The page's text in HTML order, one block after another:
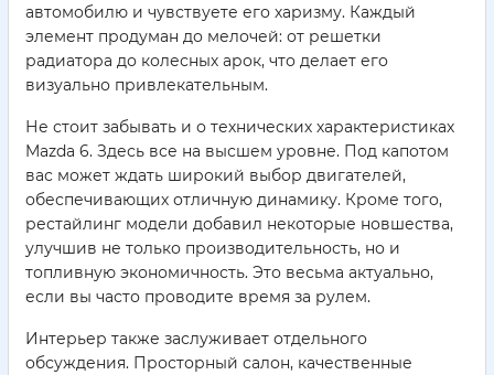
автомобилю и чувствуете его харизму. Каждый
элемент продуман до мелочей: от решетки
радиатора до колесных арок, что делает его
визуально привлекательным.
Не стоит забывать и о технических характеристиках
Mazda 6. Здесь все на высшем уровне. Под капотом
вас может ждать широкий выбор двигателей,
обеспечивающих отличную динамику. Кроме того,
рестайлинг модели добавил некоторые новшества,
улучшив не только производительность, но и
топливную экономичность. Это весьма актуально,
если вы часто проводите время за рулем.
Интерьер также заслуживает отдельного
обсуждения. Просторный салон, качественные